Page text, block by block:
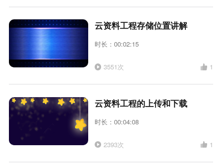
云资料工程存储位置讲解
时长：00:02:15
3551次 1
云资料工程的上传和下载
时长：00:04:08
2393次 1